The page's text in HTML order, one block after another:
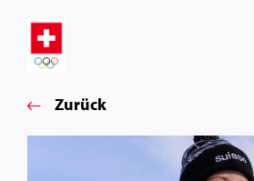
Zurück